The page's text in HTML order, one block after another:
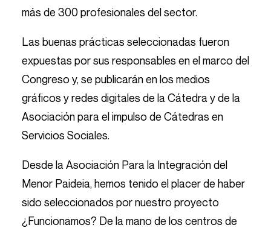
más de 300 profesionales del sector.
Las buenas prácticas seleccionadas fueron
expuestas por sus responsables en el marco del
Congreso y, se publicarán en los medios
gráficos y redes digitales de la Cátedra y de la
Asociación para el impulso de Cátedras en
Servicios Sociales.
Desde la Asociación Para la Integración del
Menor Paideia, hemos tenido el placer de haber
sido seleccionados por nuestro proyecto
¿Funcionamos? De la mano de los centros de